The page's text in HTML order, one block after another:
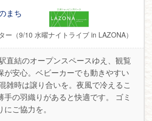
直結のオープンスペースゆえ、観覧
が安心。ベビーカーでも動きやすい
雑時は譲り合いを。夜風で冷えるこ
手の羽織りがあると快適です。 ゴミ
ご協力を。